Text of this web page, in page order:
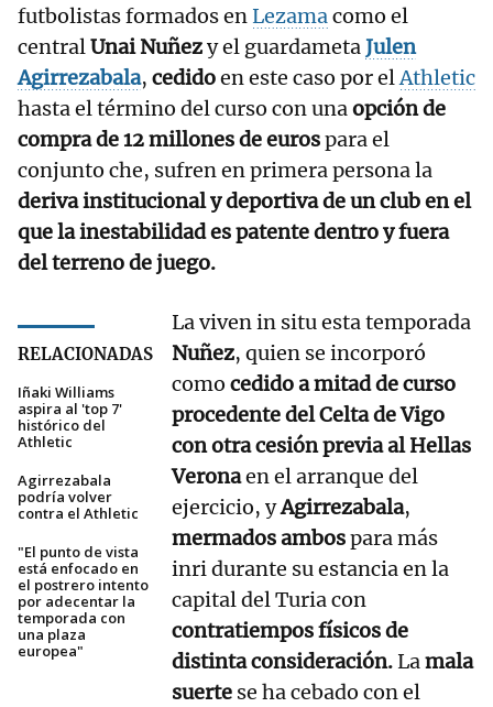
futbolistas formados enLezamacomo el
centralUnai Nuñezy el guardametaJulen
Agirrezabala, cedidoen este caso por elAthletic
hasta el término del curso con unaopción de
compra de 12 millones de eurospara el
conjunto che, sufren en primera persona la
deriva institucional y deportiva de un club en el
que la inestabilidad es patente dentro y fuera
del terreno de juego.
RELACIONADAS
Iñaki Williams
aspira al 'top 7'
histórico del
Athletic
Agirrezabala
podría volver
contra el Athletic
"El punto de vista
está enfocado en
el postrero intento
por adecentar la
temporada con
una plaza
europea"
La viven in situ esta temporada
Nuñez, quien se incorporó
como cedido a mitad de curso
procedente del Celta de Vigo
con otra cesión previa al Hellas
Veronaen el arranque del
ejercicio, yAgirrezabala,
mermados ambospara más
inri durante su estancia en la
capital del Turia con
contratiempos físicos de
distinta consideración.Lamala
suerte se ha cebado con el